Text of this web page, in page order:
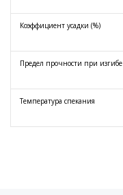
Коэффициент усадки (%)
Предел прочности при изгибе
Температура спекания